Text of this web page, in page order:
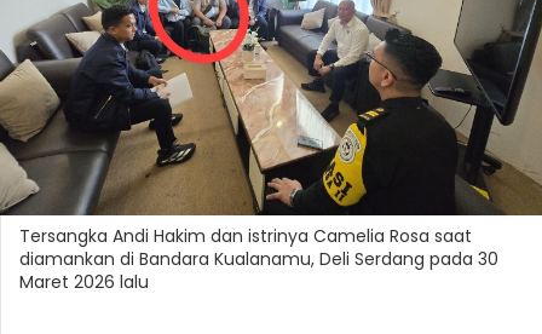
Tersangka Andi Hakim dan istrinya Camelia Rosa saat
diamankan di Bandara Kualanamu, Deli Serdang pada 30
Maret 2026 lalu